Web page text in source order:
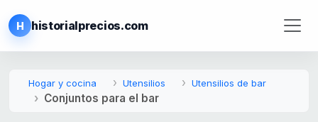
H historialprecios.com
Hogar y cocina Utensilios Utensilios de bar
Conjuntos para el bar